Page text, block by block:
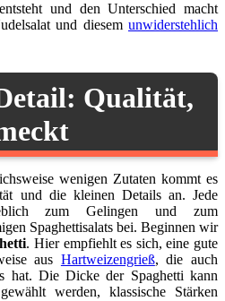
und den Unterschied macht
und diesem unwiderstehlich
Qualität,
wenigen Zutaten kommt es
und die kleinen Details an. Jede
zum Gelingen und zum
Spaghettisalats bei. Beginnen wir
. Hier empfiehlt es sich, eine gute
aus Hartweizengrieß, die auch
hat. Die Dicke der Spaghetti kann
werden, klassische Stärken